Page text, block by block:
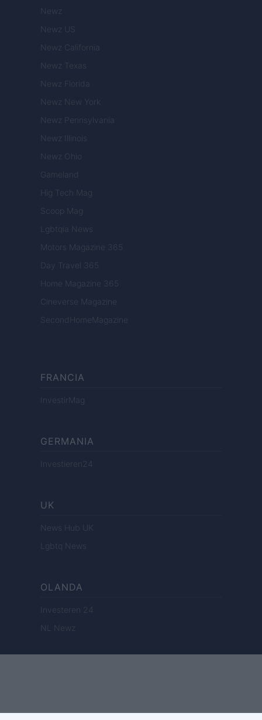
Newz
Newz US
Newz California
Newz Texas
Newz Florida
Newz New York
Newz Pennsylvania
Newz Illinois
Newz Ohio
Gameland
Hig Tech Mag
Scoop Mag
Lgbtqia News
Motors Magazine 365
Day Travel 365
Home Magazine 365
Cineverse Magazine
SecondHomeMagazine
FRANCIA
InvestirMag
GERMANIA
Investieren24
UK
News Hub UK
Lgbtq News
OLANDA
Investeren 24
NL Newz